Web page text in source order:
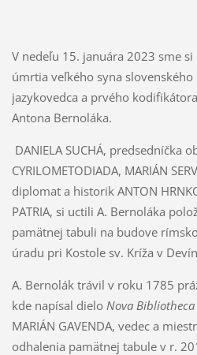
V nedeľu 15. januára 2023 sme
úmrtia veľkého syna slovenského
jazykovedca a prvého
Antona Bernoláka.
DANIELA SUCHÁ, predsedníčka
CYRILOMETODIADA, MARIÁN
diplomat a historik ANTON
PATRIA, si uctili A. Bernoláka
pamätnej tabuli na budove
úradu pri Kostole sv. Kríža v
A. Bernolák trávil v roku 1785
kde napísal dielo Nova Bibliotheca
MARIÁN GAVENDA, vedec a
odhalenia pamätnej tabule v r.